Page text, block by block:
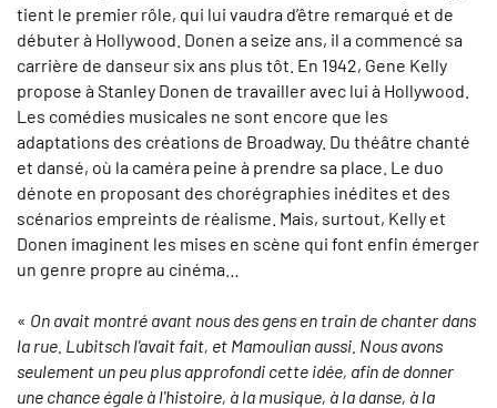
tient le premier rôle, qui lui vaudra d’être remarqué et de
débuter à Hollywood. Donen a seize ans, il a commencé sa
carrière de danseur six ans plus tôt. En 1942, Gene Kelly
propose à Stanley Donen de travailler avec lui à Hollywood.
Les comédies musicales ne sont encore que les
adaptations des créations de Broadway. Du théâtre chanté
et dansé, où la caméra peine à prendre sa place. Le duo
dénote en proposant des chorégraphies inédites et des
scénarios empreints de réalisme. Mais, surtout, Kelly et
Donen imaginent les mises en scène qui font enfin émerger
un genre propre au cinéma…
« On avait montré avant nous des gens en train de chanter dans
la rue. Lubitsch l'avait fait, et Mamoulian aussi. Nous avons
seulement un peu plus approfondi cette idée, afin de donner
une chance égale à l'histoire, à la musique, à la danse, à la